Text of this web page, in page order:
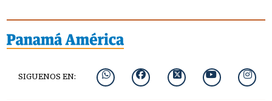
SIGUENOS EN: